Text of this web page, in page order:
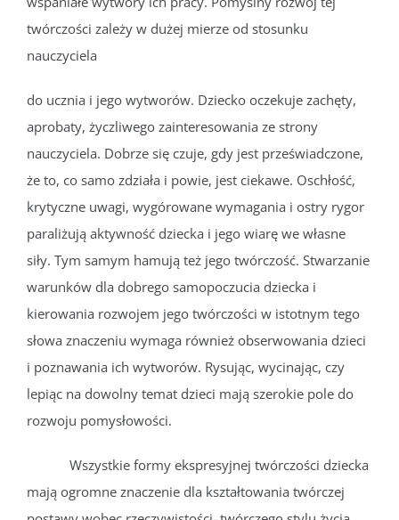
twórczości zależy w dużej mierze od stosunku
nauczyciela
do ucznia i jego wytworów. Dziecko oczekuje zachęty,
aprobaty, życzliwego zainteresowania ze strony
nauczyciela. Dobrze się czuje, gdy jest przeświadczone,
że to, co samo zdziała i powie, jest ciekawe. Oschłość,
krytyczne uwagi, wygórowane wymagania i ostry rygor
paraliżują aktywność dziecka i jego wiarę we własne
siły. Tym samym hamują też jego twórczość. Stwarzanie
warunków dla dobrego samopoczucia dziecka i
kierowania rozwojem jego twórczości w istotnym tego
słowa znaczeniu wymaga również obserwowania dzieci
i poznawania ich wytworów. Rysując, wycinając, czy
lepiąc na dowolny temat dzieci mają szerokie pole do
rozwoju pomysłowości.
Wszystkie formy ekspresyjnej twórczości dziecka
mają ogromne znaczenie dla kształtowania twórczej